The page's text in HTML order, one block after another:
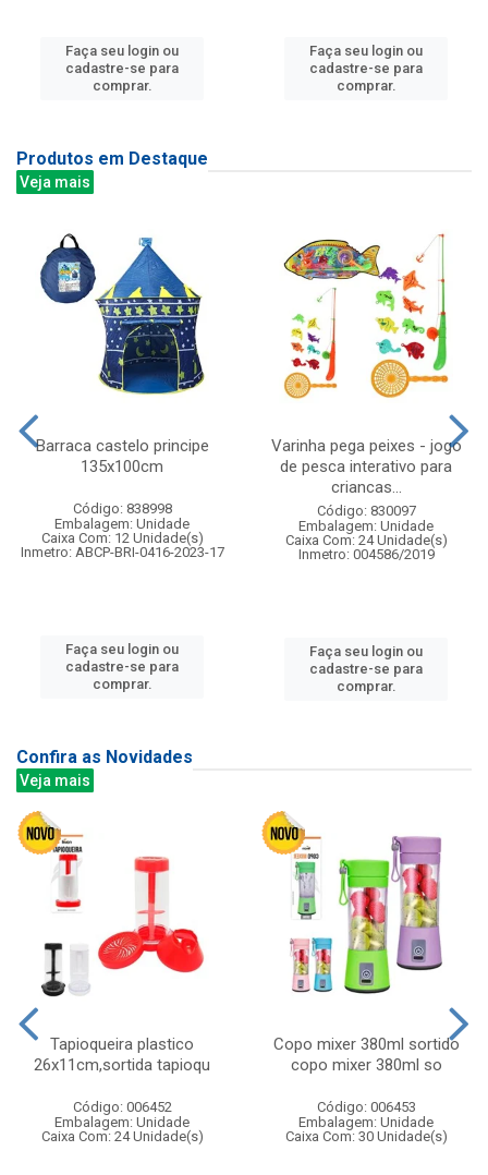
Faça seu login ou
cadastre-se para
comprar.
Faça seu login ou
cadastre-se para
comprar.
Produtos em Destaque
Veja mais
Barraca castelo principe
135x100cm
Código: 838998
Embalagem: Unidade
Caixa Com: 12 Unidade(s)
Inmetro: ABCP-BRI-0416-2023-17
Faça seu login ou
cadastre-se para
comprar.
Varinha pega peixes - jogo
de pesca interativo para
criancas...
Código: 830097
Embalagem: Unidade
Caixa Com: 24 Unidade(s)
Inmetro: 004586/2019
Faça seu login ou
cadastre-se para
comprar.
Confira as Novidades
Veja mais
Tapioqueira plastico
26x11cm,sortida tapioqu
Código: 006452
Embalagem: Unidade
Caixa Com: 24 Unidade(s)
Copo mixer 380ml sortido
copo mixer 380ml so
Código: 006453
Embalagem: Unidade
Caixa Com: 30 Unidade(s)